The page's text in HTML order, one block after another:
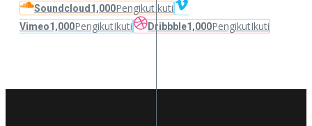
Soundcloud 1,000PengikutIkuti
Vimeo1,000PengikutIkuti Dribbble1,000PengikutIkuti